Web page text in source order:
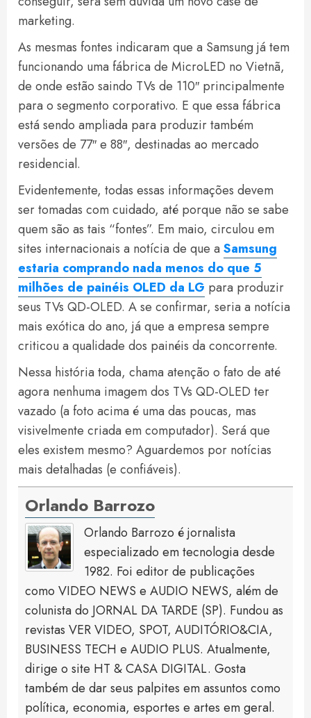
marketing.
As mesmas fontes indicaram que a Samsung já tem
funcionando uma fábrica de MicroLED no Vietnã,
de onde estão saindo TVs de 110″ principalmente
para o segmento corporativo. E que essa fábrica
está sendo ampliada para produzir também
versões de 77″ e 88″, destinadas ao mercado
residencial.
Evidentemente, todas essas informações devem
ser tomadas com cuidado, até porque não se sabe
quem são as tais “fontes”. Em maio, circulou em
sites internacionais a notícia de que a Samsung
estaria comprando nada menos do que 5
milhões de painéis OLED da LG para produzir
seus TVs QD-OLED. A se confirmar, seria a notícia
mais exótica do ano, já que a empresa sempre
criticou a qualidade dos painéis da concorrente.
Nessa história toda, chama atenção o fato de até
agora nenhuma imagem dos TVs QD-OLED ter
vazado (a foto acima é uma das poucas, mas
visivelmente criada em computador). Será que
eles existem mesmo? Aguardemos por notícias
mais detalhadas (e confiáveis).
Orlando Barrozo
Orlando Barrozo é jornalista
especializado em tecnologia desde
1982. Foi editor de publicações
como VIDEO NEWS e AUDIO NEWS, além de
colunista do JORNAL DA TARDE (SP). Fundou as
revistas VER VIDEO, SPOT, AUDITÓRIO&CIA,
BUSINESS TECH e AUDIO PLUS. Atualmente,
dirige o site HT & CASA DIGITAL. Gosta
também de dar seus palpites em assuntos como
política, economia, esportes e artes em geral.